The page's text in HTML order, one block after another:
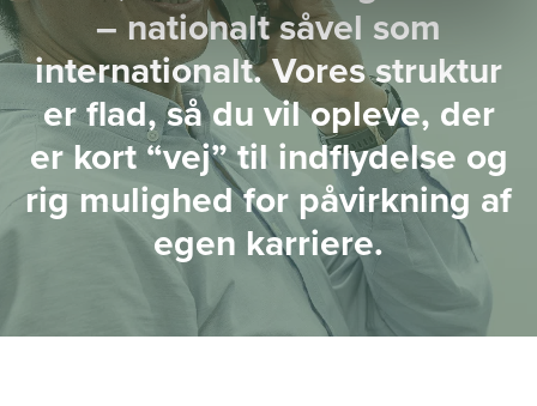
– nationalt såvel som
internationalt. Vores struktur
er flad, så du vil opleve, der
er kort “vej” til indflydelse og
rig mulighed for påvirkning af
egen karriere.